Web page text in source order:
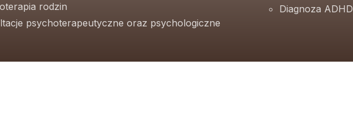
rodzin
psychoterapeutyczne oraz psychologiczne
Diagnoza ADHD